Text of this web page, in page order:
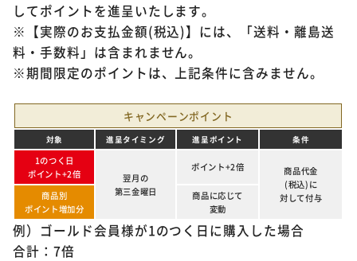
してポイントを進呈いたします。
※【実際のお支払金額(税込)】には、「送料・離島送
料・手数料」は含まれません。
※期間限定のポイントは、上記条件に含みません。
キャンペーンポイント
対象 進呈タイミング 進呈ポイント 条件
1のつく日
ポイント+2倍
翌月の
第三金曜日
ポイント+2倍
商品代金
(税込)に
対して付与
商品別
ポイント増加分
商品に応じて
変動
例）ゴールド会員様が1のつく日に購入した場合
合計：7倍